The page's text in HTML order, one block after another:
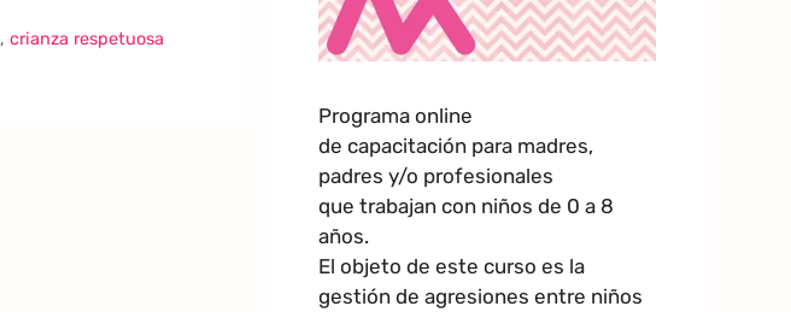
,crianza respetuosa
Programa online
de capacitación para madres,
padres y/o profesionales
que trabajan con niños de 0 a 8
años.
El objeto de este curso es la
gestión de agresiones entre niños